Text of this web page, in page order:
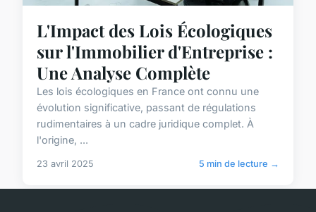
L'Impact des Lois Écologiques
sur l'Immobilier d'Entreprise :
Une Analyse Complète
Les lois écologiques en France ont connu une
évolution significative, passant de régulations
rudimentaires à un cadre juridique complet. À
l'origine, ...
23 avril 2025 5 min de lecture →